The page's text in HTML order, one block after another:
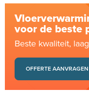
voor de beste
Beste kwaliteit,
OFFERTE AANVRAGEN